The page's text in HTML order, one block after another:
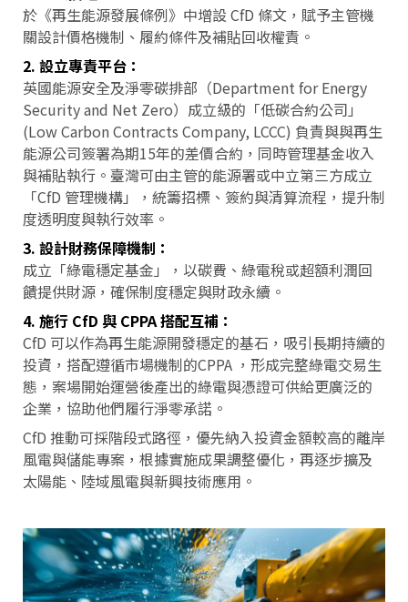
於《再生能源發展條例》中增設 CfD 條文，賦予主管機
關設計價格機制、履約條件及補貼回收權責。
2. 設立專責平台：
英國能源安全及淨零碳排部（Department for Energy
Security and Net Zero）成立級的「低碳合約公司」
(Low Carbon Contracts Company, LCCC) 負責與與再生
能源公司簽署為期15年的差價合約，同時管理基金收入
與補貼執行。臺灣可由主管的能源署或中立第三方成立
「CfD 管理機構」，統籌招標、簽約與清算流程，提升制
度透明度與執行效率。
3. 設計財務保障機制：
成立「綠電穩定基金」，以碳費、綠電稅或超額利潤回
饋提供財源，確保制度穩定與財政永續。
4. 施行 CfD 與 CPPA 搭配互補：
CfD 可以作為再生能源開發穩定的基石，吸引長期持續的
投資，搭配遵循市場機制的CPPA ，形成完整綠電交易生
態，案場開始運營後產出的綠電與憑證可供給更廣泛的
企業，協助他們履行淨零承諾。
CfD 推動可採階段式路徑，優先納入投資金額較高的離岸
風電與儲能專案，根據實施成果調整優化，再逐步擴及
太陽能、陸域風電與新興技術應用。